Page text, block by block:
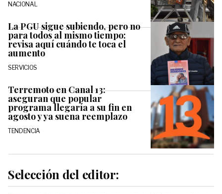
NACIONAL
La PGU sigue subiendo, pero no
para todos al mismo tiempo:
revisa aquí cuándo te toca el
aumento
SERVICIOS
Terremoto en Canal 13:
aseguran que popular
programa llegaría a su fin en
agosto y ya suena reemplazo
TENDENCIA
Selección del editor: